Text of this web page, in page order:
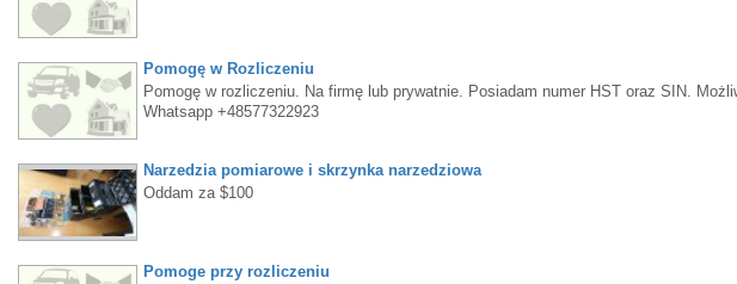
Pomogę w Rozliczeniu
Pomogę w rozliczeniu. Na firmę lub prywatnie. Posiadam numer HST oraz SIN.
Whatsapp +48577322923
Narzedzia pomiarowe i skrzynka narzedziowa
Oddam za $100
Pomoge przy rozliczeniu